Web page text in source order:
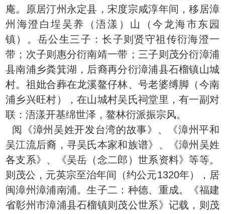
庵。原居汀州永定县，宋度宗咸淳年间，移居漳
州海澄白埕吴养（浯漾）山（今龙海市东园
镇）。岳公生三子：长子则贤守祖传衍海澄一
带；次子则惠分衍南靖一带；三子则茂分衍漳浦
县南浦乡粪箕湖，后裔再分衍漳浦县石榴镇山城
村。祖妣合葬在龙溪鳌仔林、号老婆缚脚（今南
浦乡兴旺村），在山城村吴氏祠堂里，有一副对
联：浯漾开基绵世泽，鳌林衍派振宗风。
阅《漳州吴姓开发台湾的故事》、《漳州平和
吴江流后裔，寻吴氏本家和族谱》、《漳州吴姓
各支系》、《吴岳（念二郎）世系资料》等等。
则茂公，元英宗至治年间（约公元1320年），居
闽漳州漳浦南浦。生子二：种德、重成。《福建
省彰州市漳浦县石榴镇则茂公世系》记载，则茂